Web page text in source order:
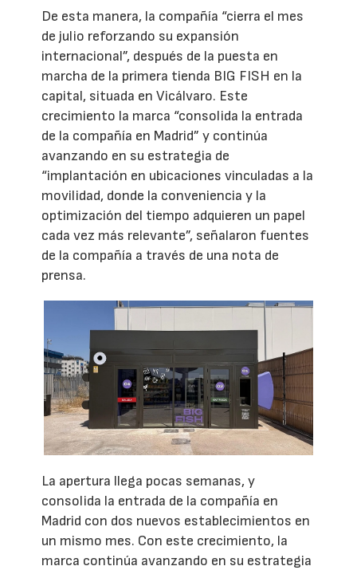
De esta manera, la compañía “cierra el mes
de julio reforzando su expansión
internacional”, después de la puesta en
marcha de la primera tienda BIG FISH en la
capital, situada en Vicálvaro. Este
crecimiento la marca “consolida la entrada
de la compañía en Madrid” y continúa
avanzando en su estrategia de
“implantación en ubicaciones vinculadas a la
movilidad, donde la conveniencia y la
optimización del tiempo adquieren un papel
cada vez más relevante”, señalaron fuentes
de la compañía a través de una nota de
prensa.
La apertura llega pocas semanas, y
consolida la entrada de la compañía en
Madrid con dos nuevos establecimientos en
un mismo mes. Con este crecimiento, la
marca continúa avanzando en su estrategia